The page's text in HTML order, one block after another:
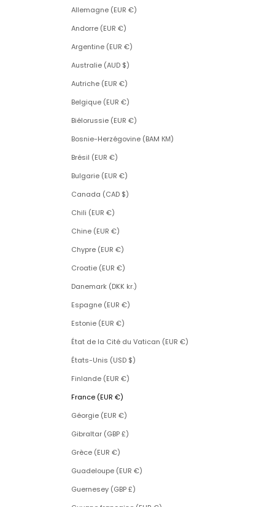
Allemagne (EUR €)
Andorre (EUR €)
Argentine (EUR €)
Australie (AUD $)
Autriche (EUR €)
Belgique (EUR €)
Biélorussie (EUR €)
Bosnie-Herzégovine (BAM КМ)
Brésil (EUR €)
Bulgarie (EUR €)
Canada (CAD $)
Chili (EUR €)
Chine (EUR €)
Chypre (EUR €)
Croatie (EUR €)
Danemark (DKK kr.)
Espagne (EUR €)
Estonie (EUR €)
État de la Cité du Vatican (EUR €)
États-Unis (USD $)
Finlande (EUR €)
France (EUR €)
Géorgie (EUR €)
Gibraltar (GBP £)
Grèce (EUR €)
Guadeloupe (EUR €)
Guernesey (GBP £)